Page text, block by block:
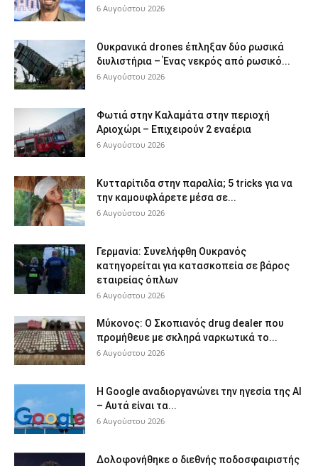
6 Αυγούστου 2026
Ουκρανικά drones έπληξαν δύο ρωσικά
διυλιστήρια – Ένας νεκρός από ρωσικό...
6 Αυγούστου 2026
Φωτιά στην Καλαμάτα στην περιοχή
Αριοχώρι – Επιχειρούν 2 εναέρια
6 Αυγούστου 2026
Κυτταρίτιδα στην παραλία; 5 tricks για να
την καμουφλάρετε μέσα σε...
6 Αυγούστου 2026
Γερμανία: Συνελήφθη Ουκρανός
κατηγορείται για κατασκοπεία σε βάρος
εταιρείας όπλων
6 Αυγούστου 2026
Μύκονος: Ο Σκοπιανός drug dealer που
προμήθευε με σκληρά ναρκωτικά το...
6 Αυγούστου 2026
Η Google αναδιοργανώνει την ηγεσία της AI
– Αυτά είναι τα...
6 Αυγούστου 2026
Δολοφονήθηκε o διεθνής ποδοσφαιριστής